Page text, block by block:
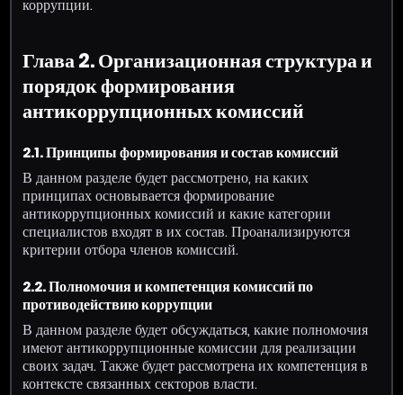
коррупции.
Глава 2. Организационная структура и
порядок формирования
антикоррупционных комиссий
2.1. Принципы формирования и состав комиссий
В данном разделе будет рассмотрено, на каких
принципах основывается формирование
антикоррупционных комиссий и какие категории
специалистов входят в их состав. Проанализируются
критерии отбора членов комиссий.
2.2. Полномочия и компетенция комиссий по
противодействию коррупции
В данном разделе будет обсуждаться, какие полномочия
имеют антикоррупционные комиссии для реализации
своих задач. Также будет рассмотрена их компетенция в
контексте связанных секторов власти.